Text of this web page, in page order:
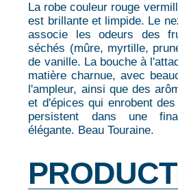
La robe couleur rouge
est brillante et limpide. Le
associe les odeurs des
séchés (mûre, myrtille,
de vanille. La bouche à
matière charnue, avec
l'ampleur, ainsi que des
et d'épices qui enrobent
persistent dans une
élégante. Beau Touraine.